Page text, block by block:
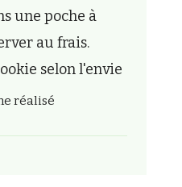
une poche à
au frais.
selon l'envie
réalisé